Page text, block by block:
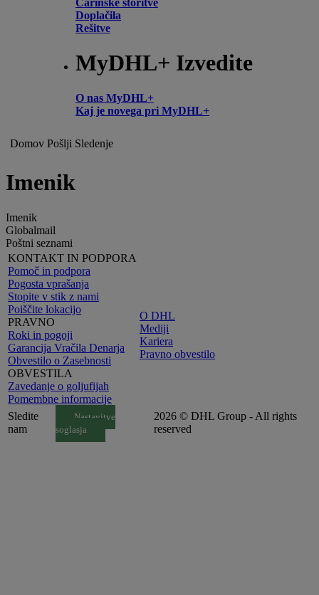
Doplačila
Rešitve
MyDHL+ Izvedite
O nas MyDHL+
Kaj je novega pri MyDHL+
Domov Pošlji Sledenje
Imenik
Imenik
Globalmail
Poštni seznami
KONTAKT IN PODPORA
Pomoč in podpora
Pogosta vprašanja
Stopite v stik z nami
Poiščite lokacijo
PRAVNO
Roki in pogoji
Garancija Vračila Denarja
Obvestilo o Zasebnosti
OBVESTILA
Zavedanje o goljufijah
Pomembne informacije
O DHL
Mediji
Kariera
Pravno obvestilo
Sledite
nam
Nastavitve
soglasja
2026 © DHL Group - All rights
reserved